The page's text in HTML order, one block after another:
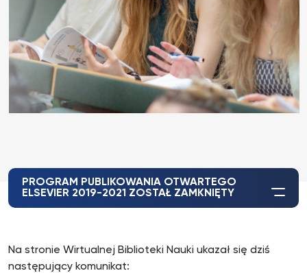
PROGRAM PUBLIKOWANIA OTWARTEGO
ELSEVIER 2019-2021 ZOSTAŁ ZAMKNIĘTY
Na stronie Wirtualnej Biblioteki Nauki ukazał się dziś
następujący komunikat: